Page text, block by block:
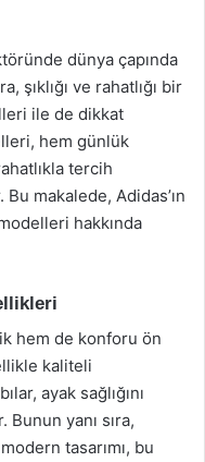
dünya çapında
şıklığı ve rahatlığı bir
ile de dikkat
hem günlük
tercih
makalede, Adidas’ın
hakkında
hem de konforu ön
kaliteli
ayak sağlığını
yanı sıra,
tasarımı, bu